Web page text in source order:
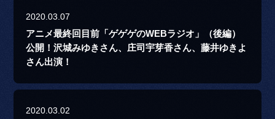
2020.03.07
アニメ最終回目前「ゲゲゲのWEBラジオ」（後編）
公開！沢城みゆきさん、庄司宇芽香さん、藤井ゆきよ
さん出演！
2020.03.02